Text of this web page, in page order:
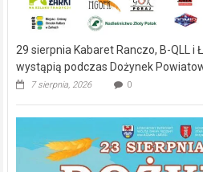
29 sierpnia Kabaret Ranczo, B-QLL i
wystąpią podczas Dożynek
7 sierpnia, 2026 0